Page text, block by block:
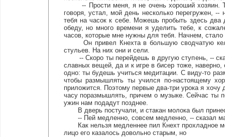
-- Прости меня, я не очень хороший хозяин.
говоря, устал, мой день несколько перегружен,
тебя на часок к себе. Можешь пробыть здесь два
обеду, но много времени я уделить тебе, к
часов, которые мне нужны для тебя. Начнем,
Он привел Кнехта в большую сводчатую
стульев. На них они и сели.
-- Скоро ты перейдешь в другую ступень, --
славных вещей, да и к игре в бисер тоже,
одно: ты будешь учиться медитации. С виду-то
чтобы размышлять ты учился по-настоящему
приложится. Поэтому первые два-три урока я хочу
часу поразмышлять, причем о музыке. Сейчас ты
ужин нам подадут позднее.
В дверь постучали, и стакан молока был
-- Пей медленно, совсем медленно, -- сказал
Как нельзя медленнее пил Кнехт прохладное
лицо его казалось довольно старым, но